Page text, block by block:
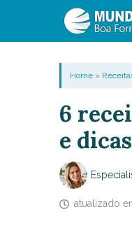
Home»
6
e dicas
atualizado